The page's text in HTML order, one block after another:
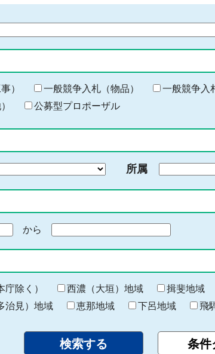
） 一般競争入札（物品）
一般競争入
公募型プロポーザル
所属
から
終
わ
り
除く） 西濃（大垣）地域 揖斐地域
治見）地域 恵那地域 下呂地域 飛